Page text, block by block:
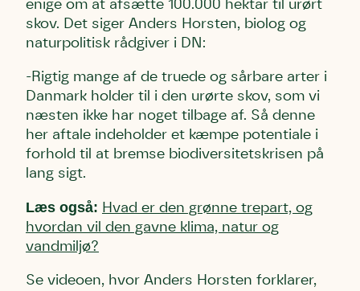
enige om at afsætte 100.000 hektar til urørt
skov. Det siger Anders Horsten, biolog og
naturpolitisk rådgiver i DN:
-Rigtig mange af de truede og sårbare arter i
Danmark holder til i den urørte skov, som vi
næsten ikke har noget tilbage af. Så denne
her aftale indeholder et kæmpe potentiale i
forhold til at bremse biodiversitetskrisen på
lang sigt.
Læs også: Hvad er den grønne trepart, og
hvordan vil den gavne klima, natur og
vandmiljø?
Se videoen, hvor Anders Horsten forklarer,